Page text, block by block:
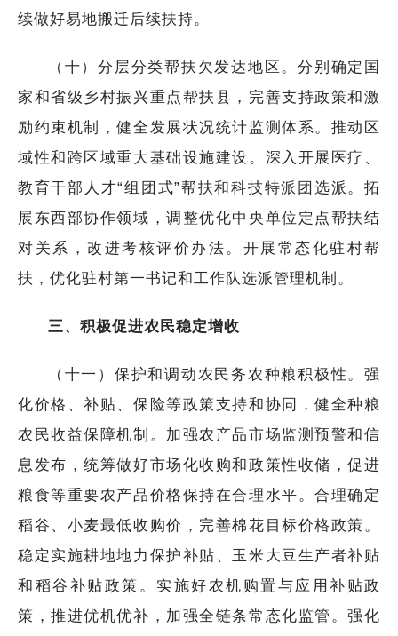
续做好易地搬迁后续扶持。
（十）分层分类帮扶欠发达地区。分别确定国
家和省级乡村振兴重点帮扶县，完善支持政策和激
励约束机制，健全发展状况统计监测体系。推动区
域性和跨区域重大基础设施建设。深入开展医疗、
教育干部人才“组团式”帮扶和科技特派团选派。拓
展东西部协作领域，调整优化中央单位定点帮扶结
对关系，改进考核评价办法。开展常态化驻村帮
扶，优化驻村第一书记和工作队选派管理机制。
三、积极促进农民稳定增收
（十一）保护和调动农民务农种粮积极性。强
化价格、补贴、保险等政策支持和协同，健全种粮
农民收益保障机制。加强农产品市场监测预警和信
息发布，统筹做好市场化收购和政策性收储，促进
粮食等重要农产品价格保持在合理水平。合理确定
稻谷、小麦最低收购价，完善棉花目标价格政策。
稳定实施耕地地力保护补贴、玉米大豆生产者补贴
和稻谷补贴政策。实施好农机购置与应用补贴政
策，推进优机优补，加强全链条常态化监管。强化